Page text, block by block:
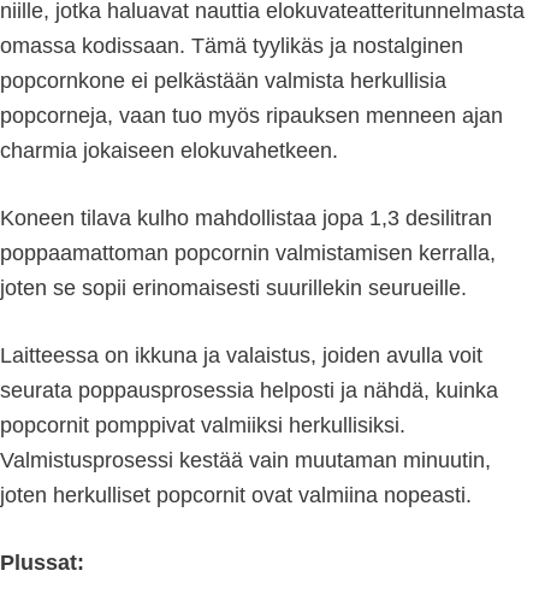
niille, jotka haluavat nauttia elokuvateatteritunnelmasta
omassa kodissaan. Tämä tyylikäs ja nostalginen
popcornkone ei pelkästään valmista herkullisia
popcorneja, vaan tuo myös ripauksen menneen ajan
charmia jokaiseen elokuvahetkeen.
Koneen tilava kulho mahdollistaa jopa 1,3 desilitran
poppaamattoman popcornin valmistamisen kerralla,
joten se sopii erinomaisesti suurillekin seurueille.
Laitteessa on ikkuna ja valaistus, joiden avulla voit
seurata poppausprosessia helposti ja nähdä, kuinka
popcornit pomppivat valmiiksi herkullisiksi.
Valmistusprosessi kestää vain muutaman minuutin,
joten herkulliset popcornit ovat valmiina nopeasti.
Plussat: